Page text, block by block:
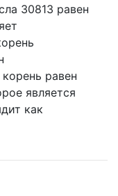
30813 равен
равен
является
как